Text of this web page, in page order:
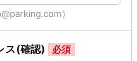
）
ス(確認) 必須